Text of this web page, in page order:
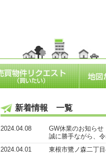
新着情報 一覧
2024.04.08
GW休業のお知らせ
誠に勝手ながら、
2024.04.01
東根市鷺ノ森二丁